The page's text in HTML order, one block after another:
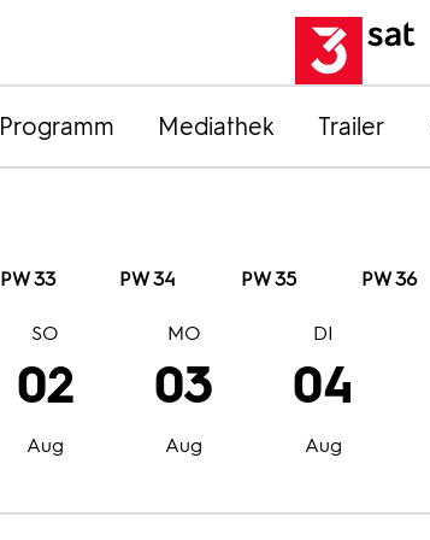
Programm Mediathek Trailer
PW 33 PW 34 PW 35 PW 36
02
Aug
SO
03
Aug
MO
04
Aug
DI